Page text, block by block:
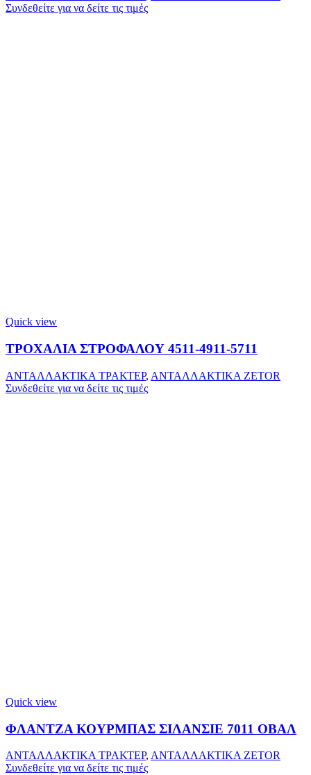
Συνδεθείτε για να δείτε τις τιμές
Quick view
ΤΡΟΧΑΛΙΑ ΣΤΡΟΦΑΛΟΥ 4511-4911-5711
ΑΝΤΑΛΛΑΚΤΙΚΑ ΤΡΑΚΤΕΡ, ΑΝΤΑΛΛΑΚΤΙΚΑ ZETOR
Συνδεθείτε για να δείτε τις τιμές
Quick view
ΦΛΑΝΤΖΑ ΚΟΥΡΜΠΑΣ ΣΙΛΑΝΣΙΕ 7011 ΟΒΑΛ
ΑΝΤΑΛΛΑΚΤΙΚΑ ΤΡΑΚΤΕΡ, ΑΝΤΑΛΛΑΚΤΙΚΑ ZETOR
Συνδεθείτε για να δείτε τις τιμές